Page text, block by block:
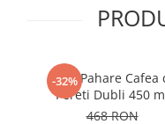
-32%
Set 6 Pahare Cafea
Pereti Dubli 450
468 RON